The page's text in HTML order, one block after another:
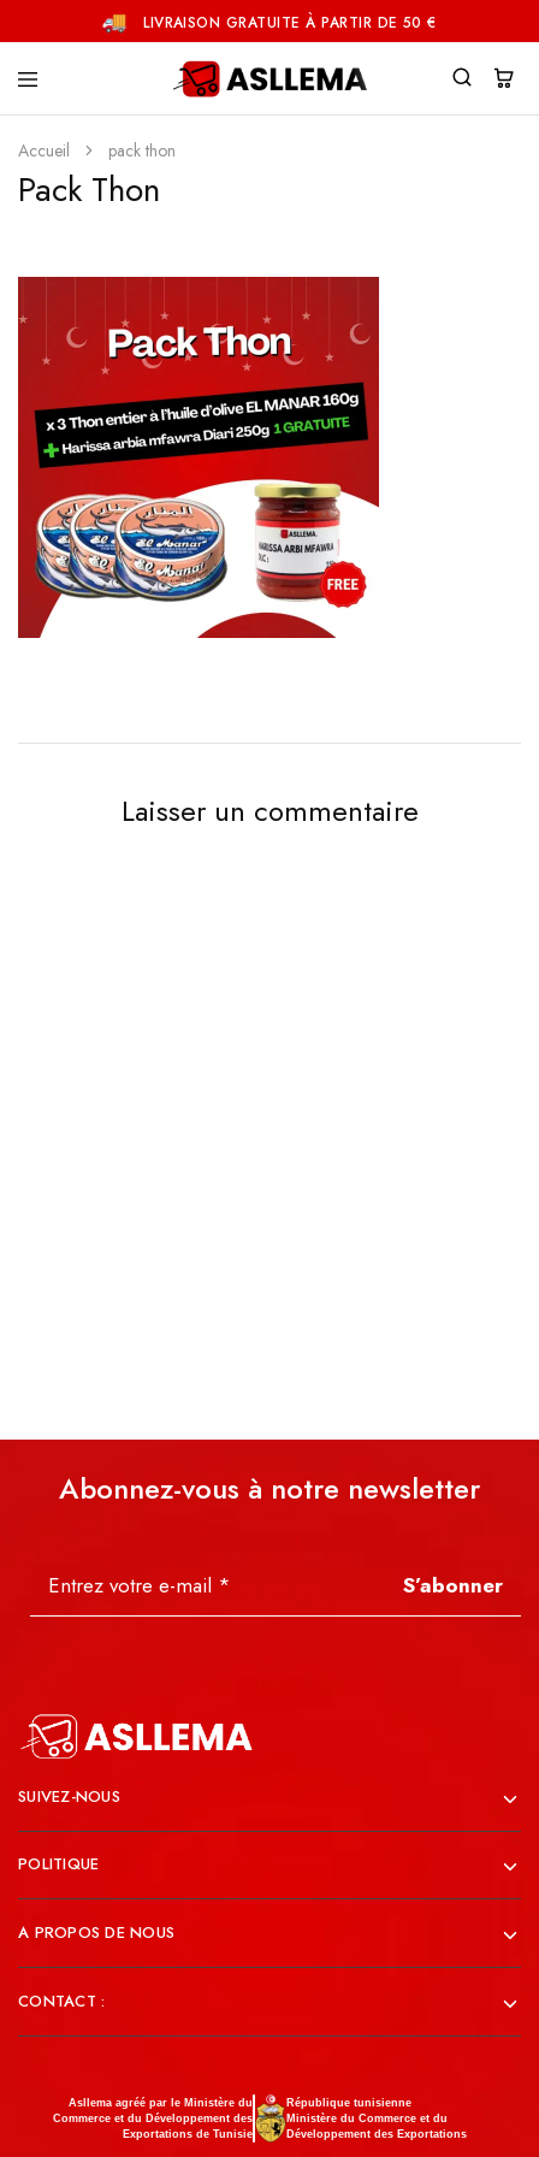
LIVRAISON GRATUITE À PARTIR DE 50 €
Accueil pack thon
Pack Thon
Laisser un commentaire
Abonnez-vous à notre newsletter
S’abonner
SUIVEZ-NOUS
POLITIQUE
A PROPOS DE NOUS
CONTACT :
Asllema agréé par le Ministère du
Commerce et du Développement des
Exportations de Tunisie
République tunisienne
Ministère du Commerce et du
Développement des Exportations